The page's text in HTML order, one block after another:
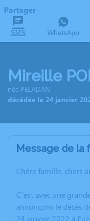
Partager
SMS WhatsApp
Mireille
née PELADAN
décédée le 24 janvier
Message de la
Chère famille, chers
C’est avec une
annonçons le décès
24 janvier 2022 à